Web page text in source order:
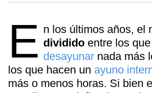
E n los últimos años, el
dividido entre los
desayunar nada más
los que hacen un ayuno
más o menos horas. Si bien